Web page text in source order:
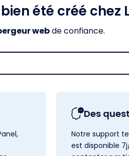
été créé chez
webde confiance.
Des
Notre support
est disponible